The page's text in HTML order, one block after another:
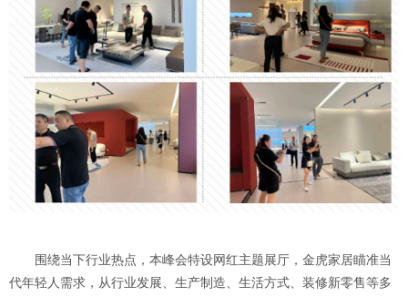
围绕当下行业热点，本峰会特设网红主题展厅，金虎家居瞄准当
代年轻人需求，从行业发展、生产制造、生活方式、装修新零售等多